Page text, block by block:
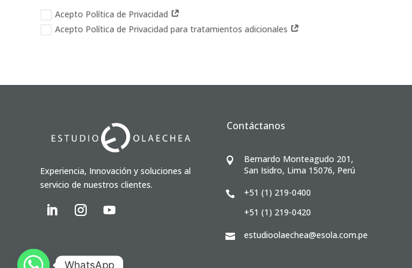
Acepto Política de Privacidad
Acepto Política de Privacidad para tratamientos adicionales
Experiencia, Innovación y soluciones al
servicio de nuestros clientes.
Contáctanos

Bernardo Monteagudo 201,
San Isidro, Lima 15076, Perú

+51 (1) 219-0400
+51 (1) 219-0420
 estudioolaechea@esola.com.pe
WhatsApp